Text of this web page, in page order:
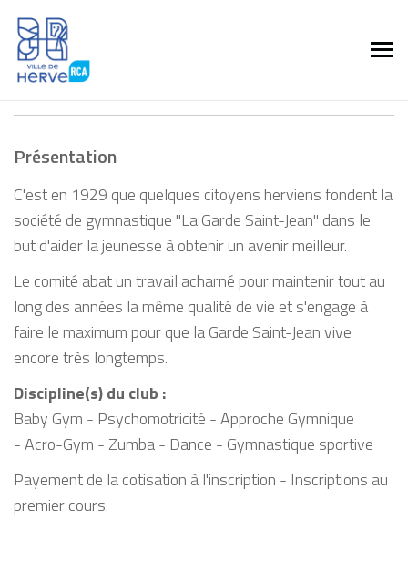
Présentation
C'est en 1929 que quelques citoyens herviens fondent la
société de gymnastique "La Garde Saint-Jean" dans le
but d'aider la jeunesse à obtenir un avenir meilleur.
Le comité abat un travail acharné pour maintenir tout au
long des années la même qualité de vie et s'engage à
faire le maximum pour que la Garde Saint-Jean vive
encore très longtemps.
Discipline(s) du club :
Baby Gym - Psychomotricité - Approche Gymnique
- Acro-Gym - Zumba - Dance - Gymnastique sportive
Payement de la cotisation à l'inscription - Inscriptions au
premier cours.